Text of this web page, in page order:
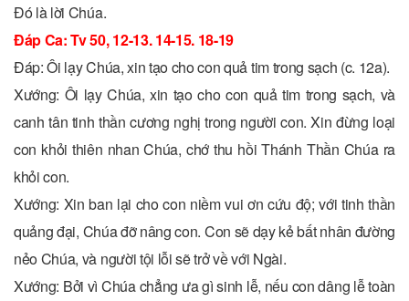
Ðó là lời Chúa.
Ðáp Ca: Tv 50, 12-13. 14-15. 18-19
Ðáp: Ôi lạy Chúa, xin tạo cho con quả tim trong sạch (c. 12a).
Xướng: Ôi lạy Chúa, xin tạo cho con quả tim trong sạch, và
canh tân tinh thần cương nghị trong người con. Xin đừng loại
con khỏi thiên nhan Chúa, chớ thu hồi Thánh Thần Chúa ra
khỏi con.
Xướng: Xin ban lại cho con niềm vui ơn cứu độ; với tinh thần
quảng đại, Chúa đỡ nâng con. Con sẽ dạy kẻ bất nhân đường
nẻo Chúa, và người tội lỗi sẽ trở về với Ngài.
Xướng: Bởi vì Chúa chẳng ưa gì sinh lễ, nếu con dâng lễ toàn